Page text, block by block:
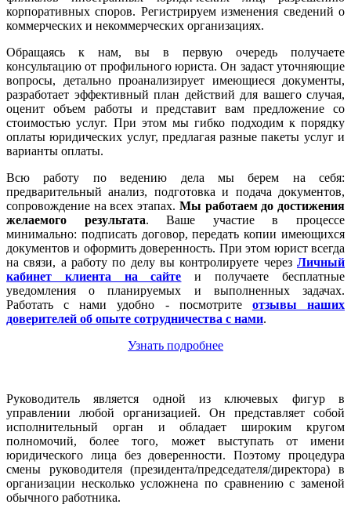
корпоративных споров. Регистрируем изменения сведений о
коммерческих и некоммерческих организациях.
Обращаясь к нам, вы в первую очередь получаете
консультацию от профильного юриста. Он задаст уточняющие
вопросы, детально проанализирует имеющиеся документы,
разработает эффективный план действий для вашего случая,
оценит объем работы и представит вам предложение со
стоимостью услуг. При этом мы гибко подходим к порядку
оплаты юридических услуг, предлагая разные пакеты услуг и
варианты оплаты.
Всю работу по ведению дела мы берем на себя:
предварительный анализ, подготовка и подача документов,
сопровождение на всех этапах. Мы работаем до достижения
желаемого результата. Ваше участие в процессе
минимально: подписать договор, передать копии имеющихся
документов и оформить доверенность. При этом юрист всегда
на связи, а работу по делу вы контролируете через Личный
кабинет клиента на сайте и получаете бесплатные
уведомления о планируемых и выполненных задачах.
Работать с нами удобно - посмотрите отзывы наших
доверителей об опыте сотрудничества с нами.
Узнать подробнее
Руководитель является одной из ключевых фигур в
управлении любой организацией. Он представляет собой
исполнительный орган и обладает широким кругом
полномочий, более того, может выступать от имени
юридического лица без доверенности. Поэтому процедура
смены руководителя (президента/председателя/директора) в
организации несколько усложнена по сравнению с заменой
обычного работника.